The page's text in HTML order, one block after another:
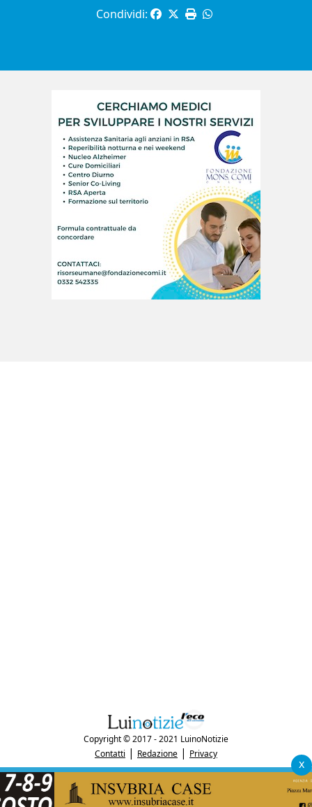
Condividi:
x
Copyright © 2017 - 2021 LuinoNotizie
Contatti | Redazione | Privacy
"Luinonotizie.it è una testata giornalistica iscritta al Registro Stampa del
tribunale di Varese al n. 5/2017 in data 29/6/2017"
P.IVA: 03433740127